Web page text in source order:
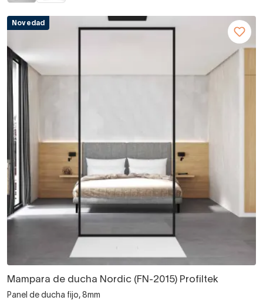
Novedad
Mampara de ducha Nordic (FN-2015) Profiltek
Panel de ducha fijo, 8mm